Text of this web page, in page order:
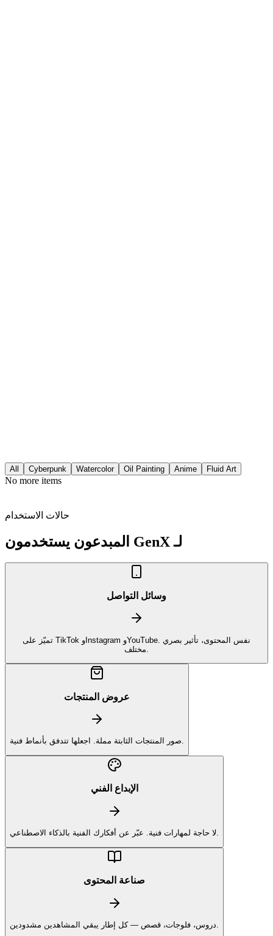
All Cyberpunk Watercolor Oil Painting Anime Fluid Art
No more items
حالات الاستخدام
المبدعون يستخدمون GenX لـ
وسائل التواصل
تميّز على TikTok وInstagram وYouTube. نفس المحتوى، تأثير بصري
عروض المنتجات
صور المنتجات الثابتة مملة. اجعلها تتدفق بأنماط فنية.
الإبداع الفني
لا حاجة لمهارات فنية. عبّر عن أفكارك الفنية بالذكاء الاصطناعي.
صناعة المحتوى
دروس، فلوجات، قصص — كل إطار يبقي المشاهدين مشدودين.